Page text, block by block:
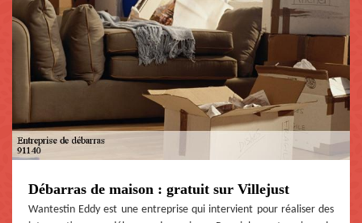
Débarras de maison : gratuit sur Villejust
Wantestin Eddy est une entreprise qui intervient pour réaliser des